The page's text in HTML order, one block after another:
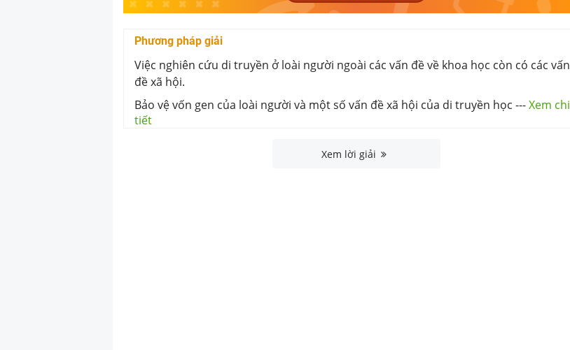
Phương pháp giải
Việc nghiên cứu di truyền ở loài người ngoài các vấn đề về khoa học còn có các vấn
đề xã hội.
Bảo vệ vốn gen của loài người và một số vấn đề xã hội của di truyền học ---Xem chi
tiết
Xem lời giải